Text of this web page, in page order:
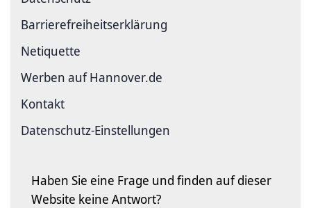
Barriere­freiheits­erklärung
Netiquette
Werben auf Hannover.de
Kontakt
Datenschutz-Einstellungen
Haben Sie eine Frage und finden auf dieser
Website keine Antwort?